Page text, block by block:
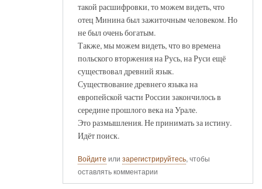
такой расшифровки, то можем видеть, что
отец Минина был зажиточным человеком. Но
не был очень богатым.
Также, мы можем видеть, что во времена
польского вторжения на Русь, на Руси ещё
существовал древний язык.
Существование древнего языка на
европейской части России закончилось в
середине прошлого века на Урале.
Это размышления. Не принимать за истину.
Идёт поиск.
Войдите или зарегистрируйтесь, чтобы
оставлять комментарии